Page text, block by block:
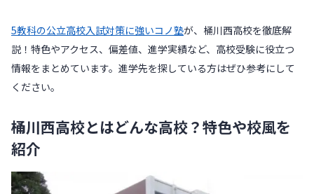
5教科の公立高校入試対策に強いコノ塾が、桶川西高校を徹底解
説！特色やアクセス、偏差値、進学実績など、高校受験に役立つ
情報をまとめています。進学先を探している方はぜひ参考にして
ください。
桶川西高校とはどんな高校？特色や校風を
紹介